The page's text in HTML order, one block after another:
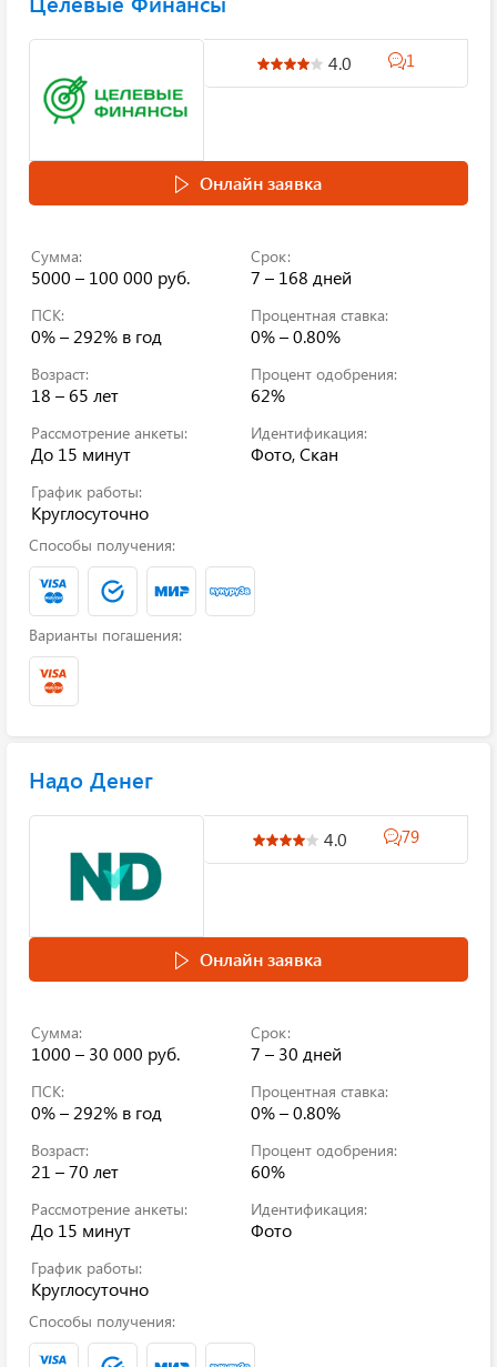
4.0 1
Онлайн заявка
Сумма:
5000 – 100 000 руб.
Срок:
7 – 168 дней
ПСК:
0% – 292% в год
Процентная ставка:
0% – 0.80%
Возраст:
18 – 65 лет
Процент одобрения:
62%
Рассмотрение анкеты:
До 15 минут
Идентификация:
Фото, Скан
График работы:
Круглосуточно
Способы получения:
Варианты погашения:
Надо Денег
4.0 79
Онлайн заявка
Сумма:
1000 – 30 000 руб.
Срок:
7 – 30 дней
ПСК:
0% – 292% в год
Процентная ставка:
0% – 0.80%
Возраст:
21 – 70 лет
Процент одобрения:
60%
Рассмотрение анкеты:
До 15 минут
Идентификация:
Фото
График работы:
Круглосуточно
Способы получения: